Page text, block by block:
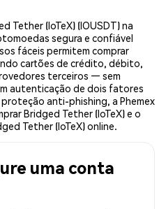
Tether (IoTeX) (IOUSDT) na
segura e confiável
fáceis permitem comprar
cartões de crédito, débito,
terceiros — sem
autenticação de dois fatores
proteção anti-phishing, a Phemex
Bridged Tether (IoTeX) e o
Tether (IoTeX) online.
uma conta